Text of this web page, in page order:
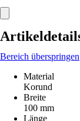
Bereich überspringen
Material
Korund
Breite
100 mm
Länge